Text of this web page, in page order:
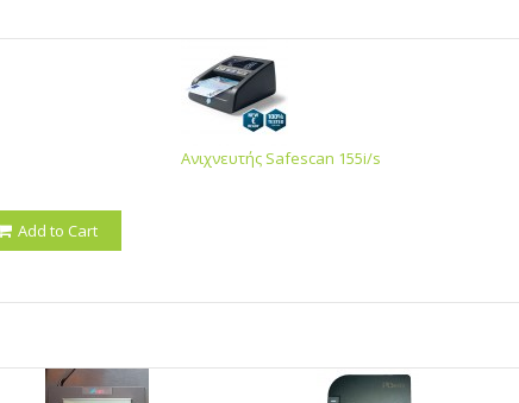
Add to Cart
Ανιχνευτής Safescan 155i/s